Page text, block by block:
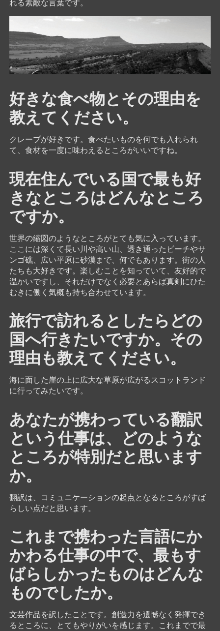
れる素敵な言葉です。
好きな食べ物とその理由を
教えてください。
クレープが好きです。食べたいものを何でも入れられ
て、食材を一度に味わえるところがいいですね。
現在住んでいる国で最も好
きなところはどんなところ
ですか。
世界の縮図のようなところがとても気に入っています。
ここには深くて長い川や高い山、透き通ったビーチやサ
ンゴ礁、広い平原に砂漠まで、何でもあります。街の人
たちも大好きです。楽しむことを知っていて、友好的で
温かいですし、それだけでなく必要とあらば真剣にひた
むきに働く気概も持ち合わせています。
旅行で訪れるとしたらどの
国へ行きたいですか。その
理由も教えてください。
海に面した崖の上に広大な草原が広がるスコットランド
に行ってみたいです。
あなたが携わっている翻訳
という仕事は、どのような
ところが特別だと思います
か。
翻訳は、コミュニケーションの起点となるところがすば
らしい点だと思います。
これまで携わった言語にか
かわる仕事の中で、最もす
ばらしかったものはどんな
ものでしたか。
文芸作品を訳したことです。創造力を遺憾なく発揮でき
るところに、とてもやりがいを感じます。これまでで最